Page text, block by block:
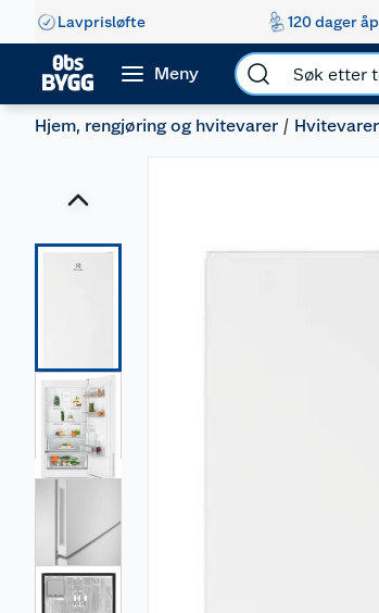
Lavprisløfte 120 dager
Meny
Hjem, rengjøring og hvitevarer Hvitevarer